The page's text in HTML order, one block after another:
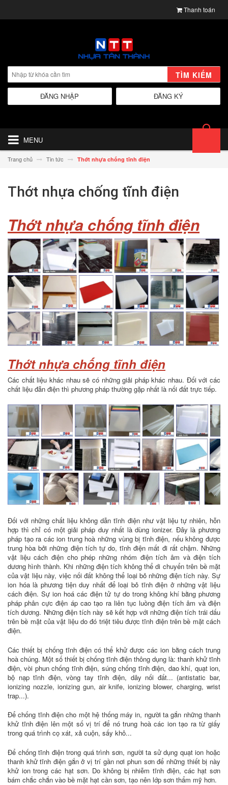
Thanh toán
TÌM KIẾM
ĐĂNG KÝ
ĐĂNG NHẬP
MENU
Trang chủ Tin tức Thớt nhựa chống tĩnh điện
Thớt nhựa chống tĩnh điện
Thớt nhựa chống tĩnh điện
Thớt nhựa chống tĩnh điện
Các chất liệu khác nhau sẽ có những giải pháp khác nhau. Đối với các
chất liệu đẫn điện thì phương pháp thường gặp nhất là nối đất trực tiếp.
Đối với những chất liệu không dẫn tĩnh điện như vật liệu tự nhiên, hỗn
hợp thì chỉ có một giải pháp duy nhất là dùng ionizer. Đây là phương
pháp tạo ra các ion trung hoà những vùng bị tĩnh điện, nếu không được
trung hòa bởi những điện tích tự do, tĩnh điện mất đi rất chậm. Những
vật liệu cách điện cho phép những nhóm điện tích âm và điện tích
dương hình thành. Khi những điện tích không thể di chuyển trên bề mặt
của vật liệu này, việc nối đất không thể loại bỏ những điện tích này. Sự
ion hóa là phương tiện duy nhất để loại bỏ tĩnh điện ở những vật liệu
cách điện. Sự ion hoá các điện tử tự do trong không khí bằng phương
pháp phân cực điện áp cao tạo ra liên tục luồng điện tích âm và điện
tích dương. Những điện tích này sẽ kết hợp với những điện tích trái dấu
trên bề mặt của vật liệu do đó triệt tiêu được tĩnh điện trên bề mặt cách
điện.
Các thiết bị chống tĩnh điện có thể khử được các ion bằng cách trung
hoà chúng. Một số thiết bị chống tĩnh điện thông dụng là: thanh khử tĩnh
điện, vòi phun chống tĩnh điện, súng chống tĩnh điện, dao khí, quạt ion,
bộ nạp tĩnh điện, vòng tay tĩnh điện, dây nối đất... (antistatic bar,
ionizing nozzle, ionizing gun, air knife, ionizing blower, charging, wrist
trap...).
Để chống tĩnh điện cho một hệ thống máy in, người ta gắn những thanh
khử tĩnh điện lên một số vị trí để nó trung hoà các ion tạo ra từ giấy
trong quá trình cọ xát, xả cuộn, sấy khô...
Để chống tĩnh điện trong quá trình sơn, người ta sử dụng quạt ion hoặc
thanh khử tĩnh điện gắn ở vị trí gần nơi phun sơn để những thiết bị này
khử ion trong các hạt sơn. Do không bị nhiễm tĩnh điện, các hạt sơn
bám chắc chắn vào bề mặt hạt cần sơn, tạo nên lớp sơn thẩm mỹ hơn.